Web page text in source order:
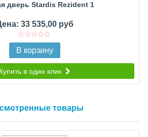
дверь Stardis Rezident 1
33 535,00 руб
В корзину
Купить в один клик
товары